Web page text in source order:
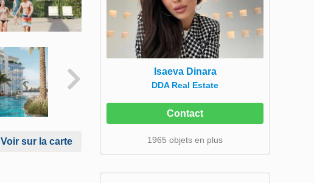
Voir sur la carte
Isaeva Dinara
DDA Real Estate
Contact
1965 objets en plus